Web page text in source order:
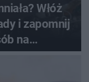
Włóż
i zapomnij
na